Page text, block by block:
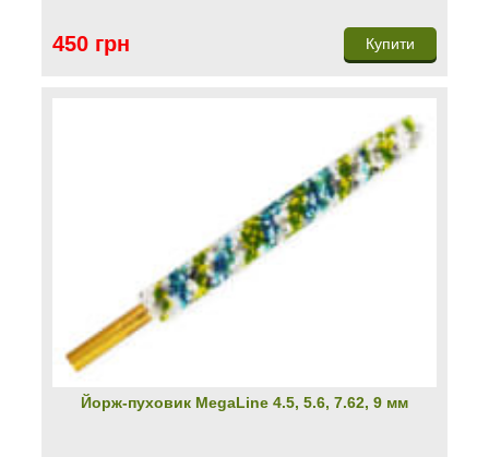
450 грн Купити
Йорж-пуховик MegaLine 4.5, 5.6, 7.62, 9 мм